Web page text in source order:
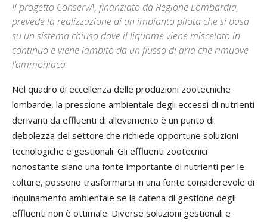
Il progetto ConservA, finanziato da Regione Lombardia,
prevede la realizzazione di un impianto pilota che si basa
su un sistema chiuso dove il liquame viene miscelato in
continuo e viene lambito da un flusso di aria che rimuove
l’ammoniaca
Nel quadro di eccellenza delle produzioni zootecniche
lombarde, la pressione ambientale degli eccessi di nutrienti
derivanti da effluenti di allevamento è un punto di
debolezza del settore che richiede opportune soluzioni
tecnologiche e gestionali. Gli effluenti zootecnici
nonostante siano una fonte importante di nutrienti per le
colture, possono trasformarsi in una fonte considerevole di
inquinamento ambientale se la catena di gestione degli
effluenti non è ottimale. Diverse soluzioni gestionali e